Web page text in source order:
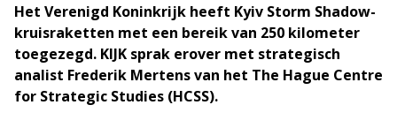
Het Verenigd Koninkrijk heeft Kyiv Storm Shadow-
kruisraketten met een bereik van 250 kilometer
toegezegd. KIJK sprak erover met strategisch
analist Frederik Mertens van het The Hague Centre
for Strategic Studies (HCSS).